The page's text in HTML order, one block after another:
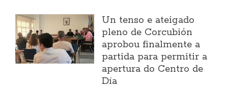
Un tenso e ateigado
pleno de Corcubión
aprobou finalmente a
partida para permitir a
apertura do Centro de
Día